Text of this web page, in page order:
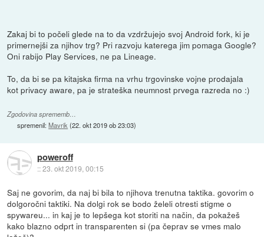
Zakaj bi to počeli glede na to da vzdržujejo svoj Android fork, ki je
primernejši za njihov trg? Pri razvoju katerega jim pomaga Google?
Oni rabijo Play Services, ne pa Lineage.
To, da bi se pa kitajska firma na vrhu trgovinske vojne prodajala
kot privacy aware, pa je strateška neumnost prvega razreda no :)
Zgodovina sprememb…
spremenil:Mavrik (22. okt 2019 ob 23:03)
poweroff
::23. okt 2019, 00:15
Saj ne govorim, da naj bi bila to njihova trenutna taktika. govorim o
dolgoročni taktiki. Na dolgi rok se bodo želeli otresti stigme o
spywareu... in kaj je to lepšega kot storiti na način, da pokažeš
kako blazno odprt in transparenten si (pa čeprav se vmes malo